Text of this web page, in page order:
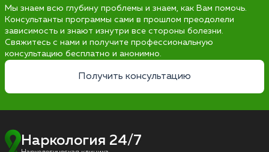
Мы знаем всю глубину проблемы и знаем, как Вам помочь.
Консультанты программы сами в прошлом преодолели
зависимость и знают изнутри все стороны болезни.
Свяжитесь с нами и получите профессиональную
консультацию бесплатно и анонимно.
Получить консультацию
Наркология 24/7